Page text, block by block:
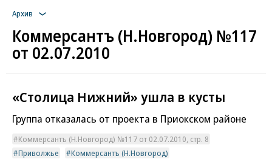
Архив
Коммерсантъ (Н.Новгород) №117
от 02.07.2010
«Столица Нижний» ушла в кусты
Группа отказалась от проекта в Приокском районе
Коммерсантъ (Н.Новгород) №117 от 02.07.2010, стр. 8
Приволжье
Коммерсантъ (Н.Новгород)